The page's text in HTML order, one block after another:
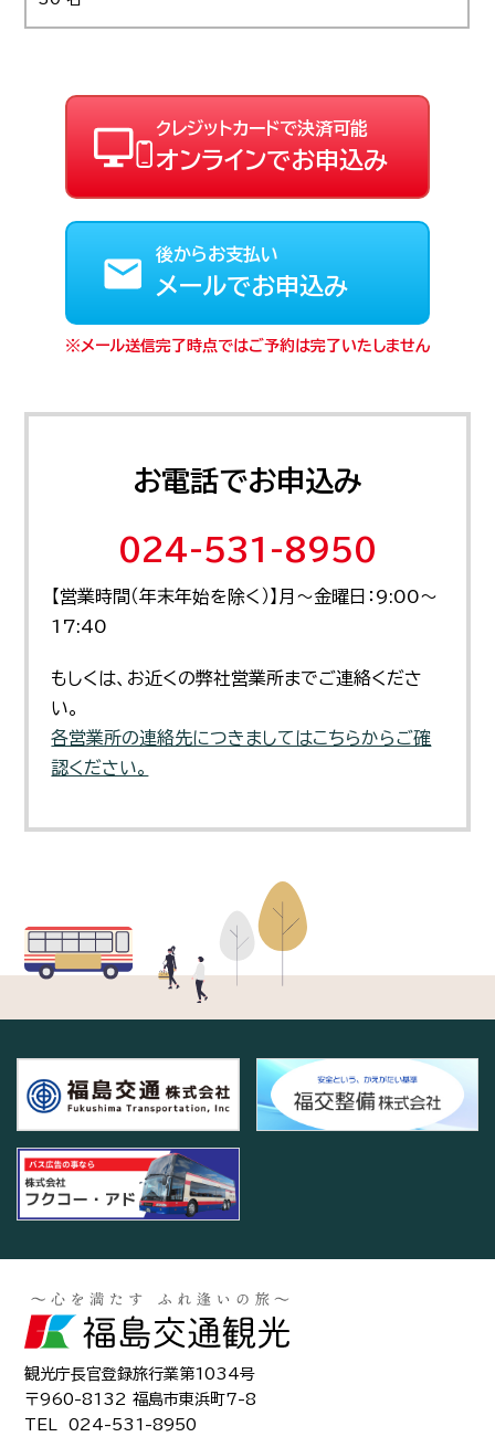
クレジットカードで決済可能
オンラインでお申込み
後からお支払い
メールでお申込み
メール送信完了時点ではご予約は完了いたしません
お電話でお申込み
024-531-8950
【営業時間（年末年始を除く）】月～金曜日：9:00～
17:40
もしくは、お近くの弊社営業所までご連絡くださ
い。
各営業所の連絡先につきましてはこちらからご確
認ください。
観光庁長官登録旅行業第1034号
〒960-8132 福島市東浜町7-8
TEL
024-531-8950